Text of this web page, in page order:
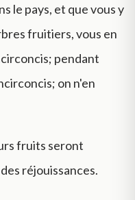
le pays, et que vous y
fruitiers, vous en
pendant
on n'en
fruits seront
réjouissances.